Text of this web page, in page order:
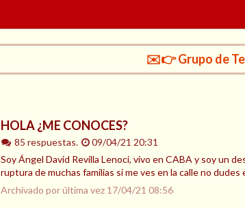
✉️👉 Grupo de
HOLA ¿ME CONOCES?
85 respuestas.
09/04/21 20:31
Soy Ángel David Revilla Lenoci, vivo en CABA y soy un
ruptura de muchas familias si me ves en la calle no
Archivado por última vez 17/04/21 08:56